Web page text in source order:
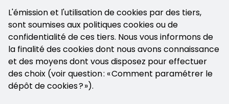
L'émission et l'utilisation de cookies par des tiers,
sont soumises aux politiques cookies ou de
confidentialité de ces tiers. Nous vous informons de
la finalité des cookies dont nous avons connaissance
et des moyens dont vous disposez pour effectuer
des choix (voir question : « Comment paramétrer le
dépôt de cookies ? »).